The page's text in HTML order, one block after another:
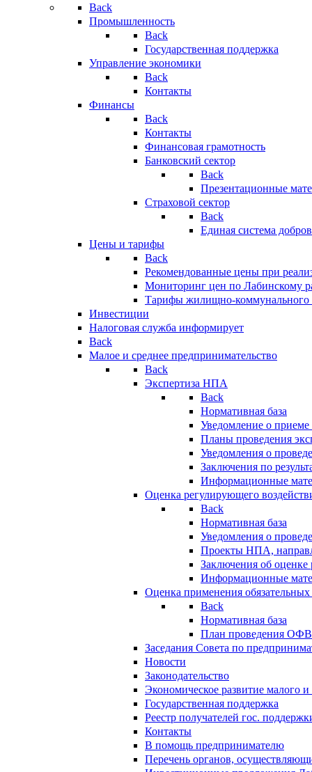
Back
Промышленность
Back
Государственная поддержка
Управление экономики
Back
Контакты
Финансы
Back
Контакты
Финансовая грамотность
Банковский сектор
Back
Презентационные
Страховой сектор
Back
Единая система
Цены и тарифы
Back
Рекомендованные цены при
Мониторинг цен по Лабинскому
Тарифы жилищно-коммунального
Инвестиции
Налоговая служба информирует
Back
Малое и среднее предпринимательство
Back
Экспертиза НПА
Back
Нормативная база
Уведомление о
Планы проведения
Уведомления о
Заключения по
Информационные
Оценка регулирующего
Back
Нормативная база
Уведомления о
Проекты НПА,
Заключения об
Информационные
Оценка применения
Back
Нормативная база
План проведения
Заседания Совета по
Новости
Законодательство
Экономическое развитие малого и
Государственная поддержка
Реестр получателей гос.
Контакты
В помощь предпринимателю
Перечень органов,